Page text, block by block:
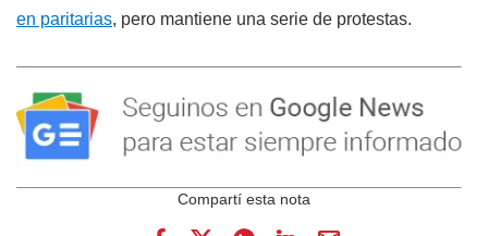
en paritarias, pero mantiene una serie de protestas.